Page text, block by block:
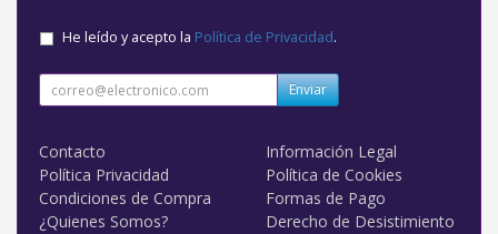
He leído y acepto la Política de Privacidad.
Enviar
Contacto
Información Legal
Política Privacidad
Política de Cookies
Condiciones de Compra
Formas de Pago
¿Quienes Somos?
Derecho de Desistimiento